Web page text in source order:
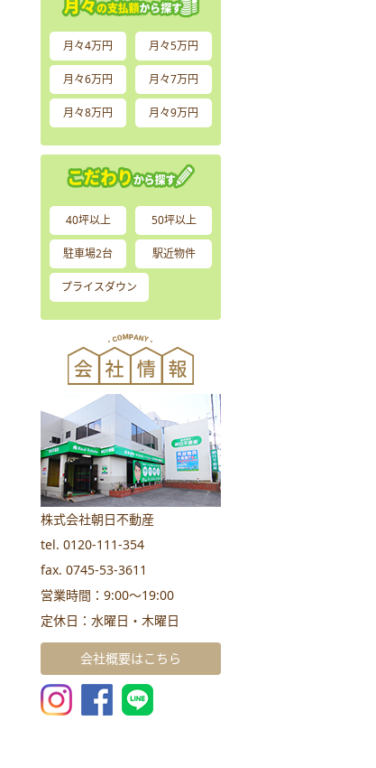
月々4万円 月々5万円
月々6万円 月々7万円
月々8万円 月々9万円
40坪以上 50坪以上
駐車場2台 駅近物件
プライスダウン
株式会社朝日不動産
tel. 0120-111-354
fax. 0745-53-3611
営業時間：9:00～19:00
定休日：水曜日・木曜日
会社概要はこちら